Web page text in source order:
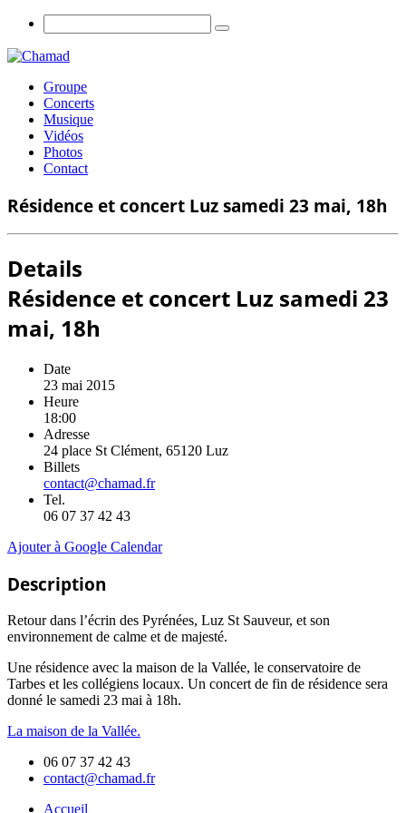
Groupe
Concerts
Musique
Vidéos
Photos
Contact
Résidence et concert Luz samedi 23 mai, 18h
Details
Résidence et concert Luz samedi 23
mai, 18h
Date
23 mai 2015
Heure
18:00
Adresse
24 place St Clément, 65120 Luz
Billets
contact@chamad.fr
Tel.
06 07 37 42 43
Ajouter à Google Calendar
Description
Retour dans l’écrin des Pyrénées, Luz St Sauveur, et son
environnement de calme et de majesté.
Une résidence avec la maison de la Vallée, le conservatoire de
Tarbes et les collégiens locaux. Un concert de fin de résidence sera
donné le samedi 23 mai à 18h.
La maison de la Vallée.
06 07 37 42 43
contact@chamad.fr
Accueil